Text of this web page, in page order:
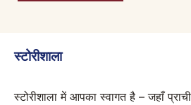
स्टोरीशाला
स्टोरीशाला में आपका स्वागत है – जहाँ